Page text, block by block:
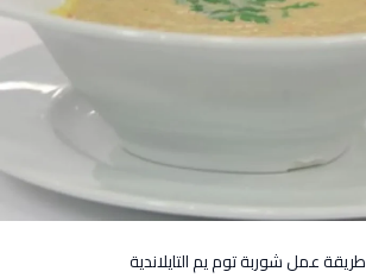
طريقة عمل شوربة توم يم التايلاندية